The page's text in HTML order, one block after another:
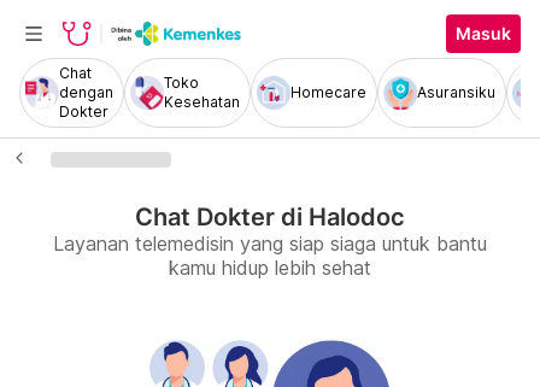
Masuk
Chat
dengan
Dokter
Toko
Kesehatan
Homecare Asuransiku
Chat Dokter di Halodoc
Layanan telemedisin yang siap siaga untuk bantu
kamu hidup lebih sehat